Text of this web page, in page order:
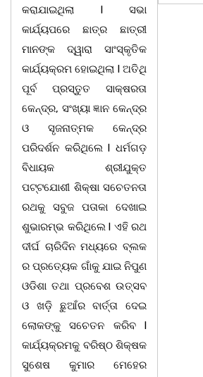
କରାଯାଇଥିଲା l ସଭା
କାର୍ଯ୍ୟପରେ ଛାତ୍ର ଛାତ୍ରୀ
ମାନଙ୍କ ଦ୍ୱାରା ସାଂସ୍କୃତିକ
କାର୍ଯ୍ୟକ୍ରମ ହୋଇଥିଲା l ଅତିଥି
ପୂର୍ବ ପ୍ରସ୍ତୁତ ସାକ୍ଷରତା
କେନ୍ଦ୍ର, ସଂଖ୍ୟା ଜ୍ଞାନ କେନ୍ଦ୍ର
ଓ ସୃଜନାତ୍ମକ କେନ୍ଦ୍ର
ପରିଦର୍ଶନ କରିଥିଲେ l ଧର୍ମଗଡ଼
ବିଧାୟକ ଶ୍ରୀଯୁକ୍ତ
ପଟ୍ଟଯୋଶୀ ଶିକ୍ଷା ସଚେତନତା
ରଥକୁ ସବୁଜ ପତାକା ଦେଖାଇ
ଶୁଭାରମ୍ଭ କରିଥିଲେ l ଏହି ରଥ
ଦୀର୍ଘ ଚାରିଦିନ ମଧ୍ୟରେ ବ୍ଲକ
ର ପ୍ରତ୍ୟେକ ଗାଁକୁ ଯାଇ ନିପୁଣ
ଓଡିଶା ତଥା ପ୍ରବେଶ ଉତ୍ସବ
ଓ ଖଡ଼ି ଛୁଆଁର ବାର୍ତ୍ତା ଦେଇ
ଲୋକଙ୍କୁ ସଚେତନ କରିବ l
କାର୍ଯ୍ୟକ୍ରମକୁ ବରିଷ୍ଠ ଶିକ୍ଷକ
ସୁଶେଷ କୁମାର ମେହେର